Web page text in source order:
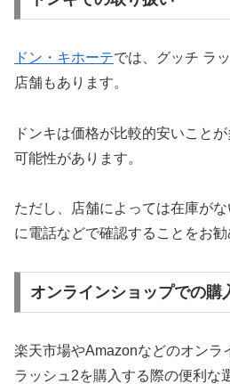
ドン・キホーテでは、グッチ ラ
店舗もあります。
ドンキは価格が比較的安いこと
可能性があります。
ただし、店舗によっては在庫が
に電話などで確認することをお勧
オンラインショップでの購
楽天市場やAmazonなどのオンラ
ラッシュ2を購入する際の便利な